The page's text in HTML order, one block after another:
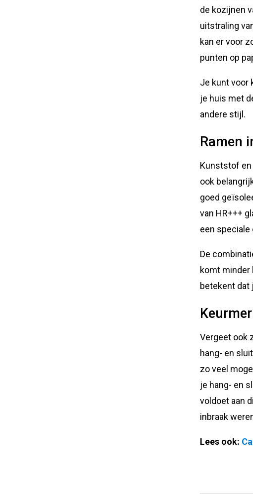
de kozijnen
uitstraling
kan er voor
punten op
Je kunt voor
je huis met
andere stijl.
Ramen
Kunststof en
ook
goed
van HR+++
een speciale
De
komt minder
betekent dat
Vergeet ook
hang- en
zo veel
je hang- en
voldoet aan
inbraak
Lees ook: